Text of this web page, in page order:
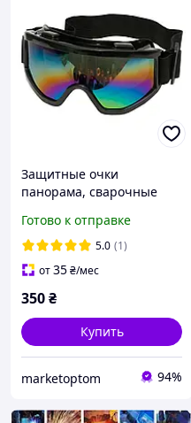
Защитные очки
панорама, сварочные
работы с металлом, очки
от пыли и искр
Готово к отправке
5.0 (1)
от35₴/мес
350₴
Купить
marketoptom 94%